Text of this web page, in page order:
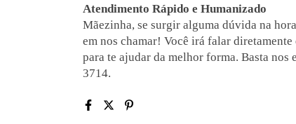
Atendimento Rápido e Humanizado
Mãezinha, se surgir alguma dúvida na
em nos chamar! Você irá falar
para te ajudar da melhor forma. Basta
3714.